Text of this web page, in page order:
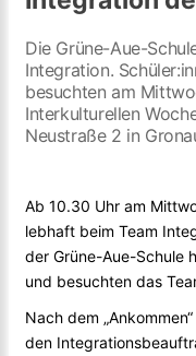
Die Grüne-Aue-
Integration.
besuchten am
Interkulturellen
Neustraße 2 in
Ab 10.30 Uhr am
lebhaft beim Team
der Grüne-Aue-Schule
und besuchten das
Nach dem
den